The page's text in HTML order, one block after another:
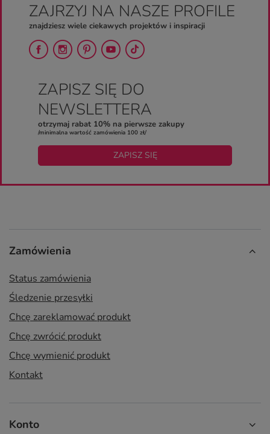
ZAJRZYJ NA NASZE PROFILE
znajdziesz wiele ciekawych projektów i inspiracji
ZAPISZ SIĘ DO
NEWSLETTERA
otrzymaj rabat 10% na pierwsze zakupy
/minimalna wartość zamówienia 100 zł/
ZAPISZ SIĘ
Zamówienia
Status zamówienia
Śledzenie przesyłki
Chcę zareklamować produkt
Chcę zwrócić produkt
Chcę wymienić produkt
Kontakt
Konto